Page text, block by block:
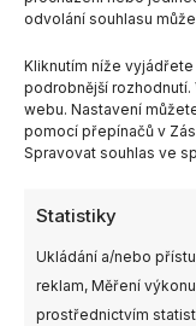
odvolání souhlasu
Kliknutím níže
podrobnější
webu. Nastavení
pomocí přepínačů v
Spravovat souhlas ve
Statistiky
Ukládání a/nebo
reklam, Měření
prostřednictvím